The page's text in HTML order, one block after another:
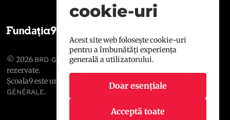
© 2026 BRD GROUPE SOCIÉTÉ GÉNÉRALE
rezervate.
Școala9 este un proiect susținut de
BRD GROUPE SOCIÉTÉ
GÉNÉRALE.
cookie-uri
Acest site web folosește cookie-uri
pentru a îmbunătăți experiența
generală a utilizatorului.
Doar esențiale
Acceptă toate